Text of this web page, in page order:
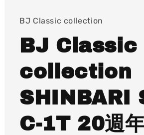
BJ Classic collection
BJ Classic
collection
SHINBARI
C-1T 20週